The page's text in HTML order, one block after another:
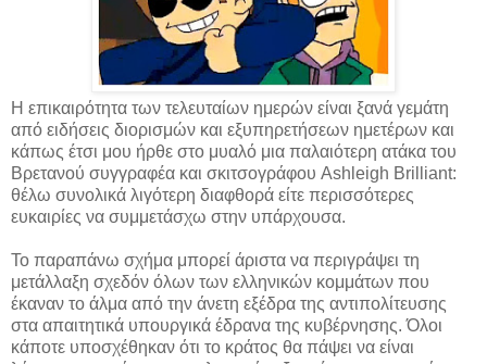
Η επικαιρότητα των τελευταίων ημερών είναι ξανά γεμάτη
από ειδήσεις διορισμών και εξυπηρετήσεων ημετέρων και
κάπως έτσι μου ήρθε στο μυαλό μια παλαιότερη ατάκα του
Βρετανού συγγραφέα και σκιτσογράφου Ashleigh Brilliant:
θέλω συνολικά λιγότερη διαφθορά είτε περισσότερες
ευκαιρίες να συμμετάσχω στην υπάρχουσα.
Το παραπάνω σχήμα μπορεί άριστα να περιγράψει τη
μετάλλαξη σχεδόν όλων των ελληνικών κομμάτων που
έκαναν το άλμα από την άνετη εξέδρα της αντιπολίτευσης
στα απαιτητικά υπουργικά έδρανα της κυβέρνησης. Όλοι
κάποτε υποσχέθηκαν ότι το κράτος θα πάψει να είναι